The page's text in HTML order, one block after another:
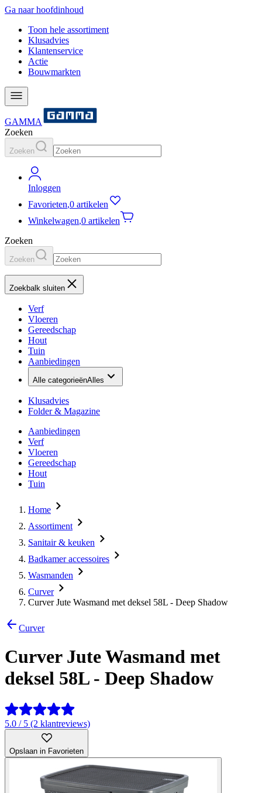
Ga naar hoofdinhoud
Toon hele assortiment
Klusadvies
Klantenservice
Actie
Bouwmarkten
GAMMA
Zoeken
Zoeken
Inloggen
Favorieten,0 artikelen
Winkelwagen,0 artikelen
Zoeken
Zoeken
Zoekbalk sluiten
Verf
Vloeren
Gereedschap
Hout
Tuin
Aanbiedingen
Alle categorieënAlles
Klusadvies
Folder & Magazine
Aanbiedingen
Verf
Vloeren
Gereedschap
Hout
Tuin
Home
Assortiment
Sanitair & keuken
Badkamer accessoires
Wasmanden
Curver
Curver Jute Wasmand met deksel 58L - Deep Shadow
Curver
Curver Jute Wasmand met
deksel 58L - Deep Shadow
5.0 / 5 (2 klantreviews)
Opslaan in Favorieten